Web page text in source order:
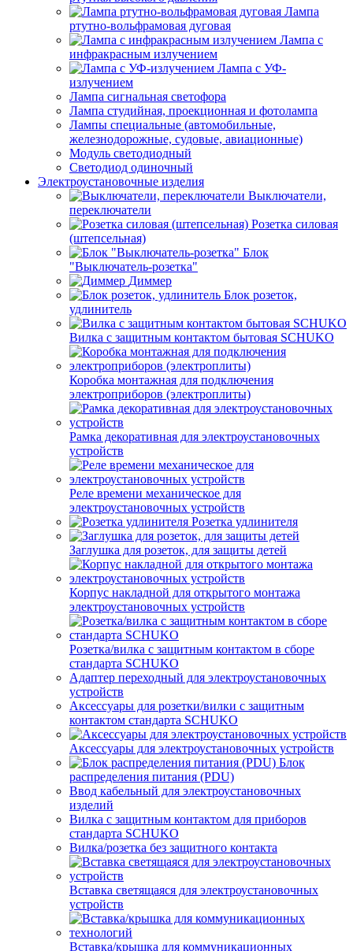
Лампа
ртутно-вольфрамовая дуговая
Лампа с
инфракрасным излучением
Лампа с УФ-
излучением
Лампа сигнальная светофора
Лампа студийная, проекционная и фотолампа
Лампы специальные (автомобильные,
железнодорожные, судовые, авиационные)
Модуль светодиодный
Светодиод одиночный
Электроустановочные изделия
Выключатели,
переключатели
Розетка силовая
(штепсельная)
Блок
"Выключатель-розетка"
Диммер
Блок розеток,
удлинитель
Вилка с защитным контактом бытовая SCHUKO
Коробка монтажная для подключения
электроприборов (электроплиты)
Рамка декоративная для электроустановочных
устройств
Реле времени механическое для
электроустановочных устройств
Розетка удлинителя
Заглушка для розеток, для защиты детей
Корпус накладной для открытого монтажа
электроустановочных устройств
Розетка/вилка с защитным контактом в сборе
стандарта SCHUKO
Адаптер переходный для электроустановочных
устройств
Аксессуары для розетки/вилки с защитным
контактом стандарта SCHUKO
Аксессуары для электроустановочных устройств
Блок
распределения питания (PDU)
Ввод кабельный для электроустановочных
изделий
Вилка с защитным контактом для приборов
стандарта SCHUKO
Вилка/розетка без защитного контакта
Вставка светящаяся для электроустановочных
устройств
Вставка/крышка для коммуникационных